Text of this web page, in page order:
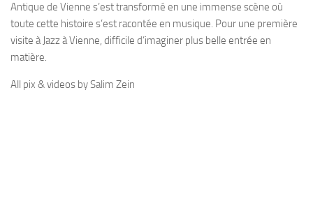
Antique de Vienne s’est transformé en une immense scène où
toute cette histoire s’est racontée en musique. Pour une première
visite à Jazz à Vienne, difficile d’imaginer plus belle entrée en
matière.
All pix & videos by Salim Zein